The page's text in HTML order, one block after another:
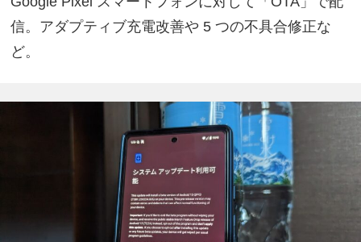
信。アダプティブ充電改善や 5 つの不具合修正な
ど。